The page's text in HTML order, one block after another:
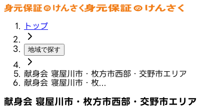
トップ
地域で探す
献身会 寝屋川市・枚方市西部・交野市エリア
献身会 寝屋川市・枚...
献身会 寝屋川市・枚方市西部・交野市エリア